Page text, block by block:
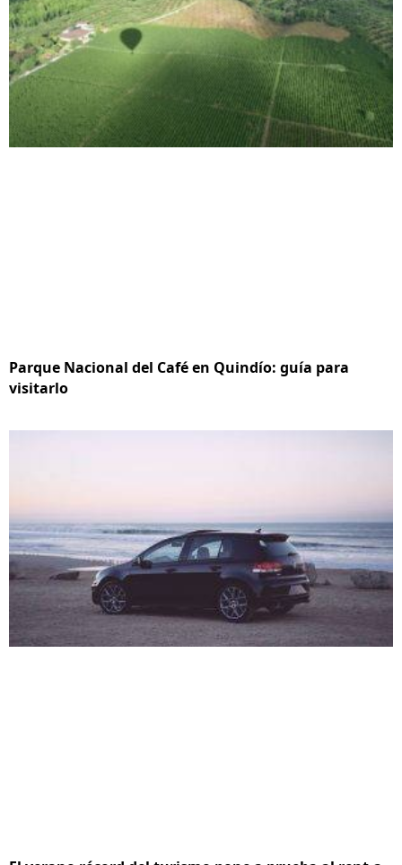
Parque Nacional del Café en Quindío: guía para
visitarlo